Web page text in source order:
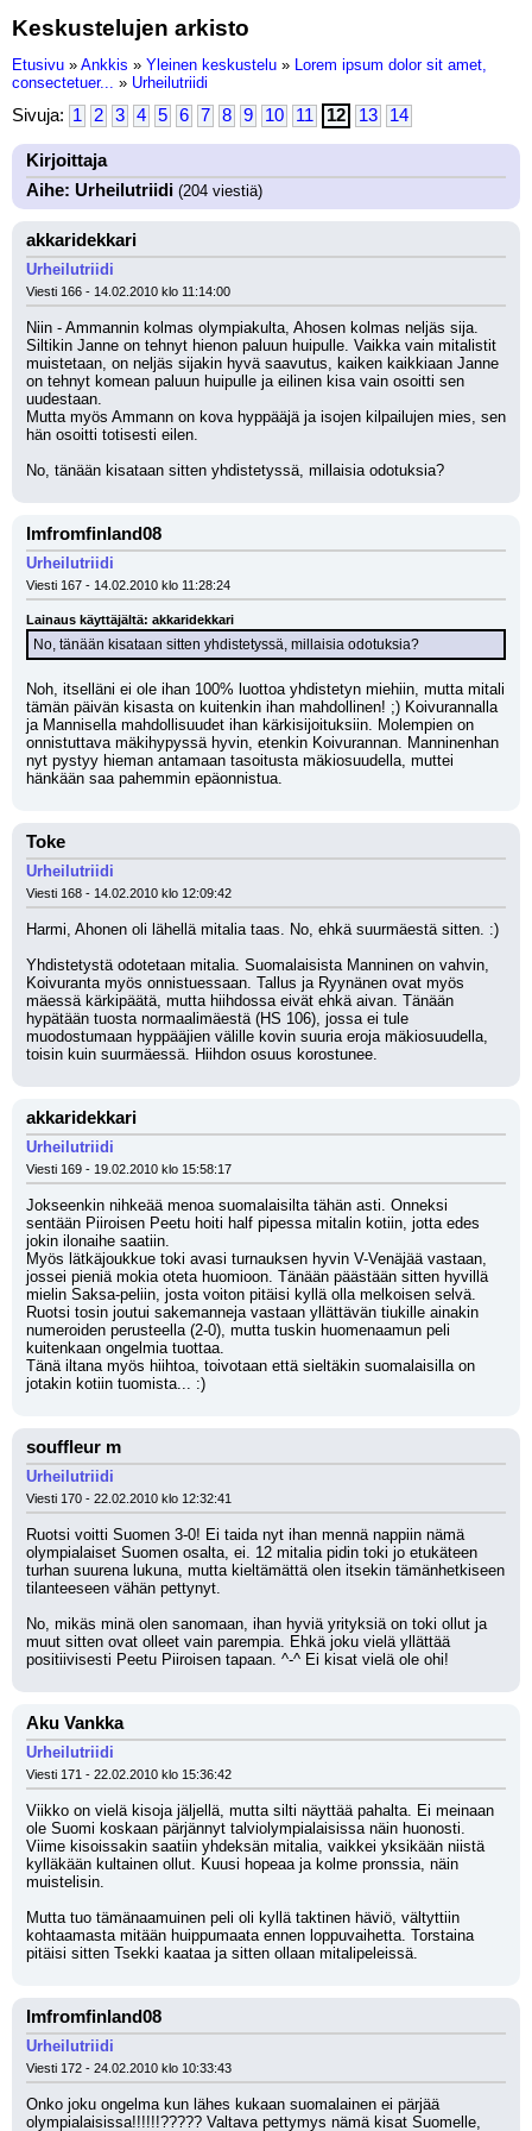
Keskustelujen arkisto
Etusivu » Ankkis » Yleinen keskustelu » Lorem ipsum dolor sit amet,
consectetuer... » Urheilutriidi
Sivuja: 1 2 3 4 5 6 7 8 9 10 11 12 13 14
Kirjoittaja
Aihe: Urheilutriidi (204 viestiä)
akkaridekkari
Urheilutriidi
Viesti 166 - 14.02.2010 klo 11:14:00
Niin - Ammannin kolmas olympiakulta, Ahosen kolmas neljäs sija.
Siltikin Janne on tehnyt hienon paluun huipulle. Vaikka vain mitalistit
muistetaan, on neljäs sijakin hyvä saavutus, kaiken kaikkiaan Janne
on tehnyt komean paluun huipulle ja eilinen kisa vain osoitti sen
uudestaan.
Mutta myös Ammann on kova hyppääjä ja isojen kilpailujen mies, sen
hän osoitti totisesti eilen.
No, tänään kisataan sitten yhdistetyssä, millaisia odotuksia?
Imfromfinland08
Urheilutriidi
Viesti 167 - 14.02.2010 klo 11:28:24
Lainaus käyttäjältä: akkaridekkari
No, tänään kisataan sitten yhdistetyssä, millaisia odotuksia?
Noh, itselläni ei ole ihan 100% luottoa yhdistetyn miehiin, mutta mitali
tämän päivän kisasta on kuitenkin ihan mahdollinen! ;) Koivurannalla
ja Mannisella mahdollisuudet ihan kärkisijoituksiin. Molempien on
onnistuttava mäkihypyssä hyvin, etenkin Koivurannan. Manninenhan
nyt pystyy hieman antamaan tasoitusta mäkiosuudella, muttei
hänkään saa pahemmin epäonnistua.
Toke
Urheilutriidi
Viesti 168 - 14.02.2010 klo 12:09:42
Harmi, Ahonen oli lähellä mitalia taas. No, ehkä suurmäestä sitten. :)
Yhdistetystä odotetaan mitalia. Suomalaisista Manninen on vahvin,
Koivuranta myös onnistuessaan. Tallus ja Ryynänen ovat myös
mäessä kärkipäätä, mutta hiihdossa eivät ehkä aivan. Tänään
hypätään tuosta normaalimäestä (HS 106), jossa ei tule
muodostumaan hyppääjien välille kovin suuria eroja mäkiosuudella,
toisin kuin suurmäessä. Hiihdon osuus korostunee.
akkaridekkari
Urheilutriidi
Viesti 169 - 19.02.2010 klo 15:58:17
Jokseenkin nihkeää menoa suomalaisilta tähän asti. Onneksi
sentään Piiroisen Peetu hoiti half pipessa mitalin kotiin, jotta edes
jokin ilonaihe saatiin.
Myös lätkäjoukkue toki avasi turnauksen hyvin V-Venäjää vastaan,
jossei pieniä mokia oteta huomioon. Tänään päästään sitten hyvillä
mielin Saksa-peliin, josta voiton pitäisi kyllä olla melkoisen selvä.
Ruotsi tosin joutui sakemanneja vastaan yllättävän tiukille ainakin
numeroiden perusteella (2-0), mutta tuskin huomenaamun peli
kuitenkaan ongelmia tuottaa.
Tänä iltana myös hiihtoa, toivotaan että sieltäkin suomalaisilla on
jotakin kotiin tuomista... :)
souffleur m
Urheilutriidi
Viesti 170 - 22.02.2010 klo 12:32:41
Ruotsi voitti Suomen 3-0! Ei taida nyt ihan mennä nappiin nämä
olympialaiset Suomen osalta, ei. 12 mitalia pidin toki jo etukäteen
turhan suurena lukuna, mutta kieltämättä olen itsekin tämänhetkiseen
tilanteeseen vähän pettynyt.
No, mikäs minä olen sanomaan, ihan hyviä yrityksiä on toki ollut ja
muut sitten ovat olleet vain parempia. Ehkä joku vielä yllättää
positiivisesti Peetu Piiroisen tapaan. ^-^ Ei kisat vielä ole ohi!
Aku Vankka
Urheilutriidi
Viesti 171 - 22.02.2010 klo 15:36:42
Viikko on vielä kisoja jäljellä, mutta silti näyttää pahalta. Ei meinaan
ole Suomi koskaan pärjännyt talviolympialaisissa näin huonosti.
Viime kisoissakin saatiin yhdeksän mitalia, vaikkei yksikään niistä
kylläkään kultainen ollut. Kuusi hopeaa ja kolme pronssia, näin
muistelisin.
Mutta tuo tämänaamuinen peli oli kyllä taktinen häviö, vältyttiin
kohtaamasta mitään huippumaata ennen loppuvaihetta. Torstaina
pitäisi sitten Tsekki kaataa ja sitten ollaan mitalipeleissä.
Imfromfinland08
Urheilutriidi
Viesti 172 - 24.02.2010 klo 10:33:43
Onko joku ongelma kun lähes kukaan suomalainen ei pärjää
olympialaisissa!!!!!!????? Valtava pettymys nämä kisat Suomelle,